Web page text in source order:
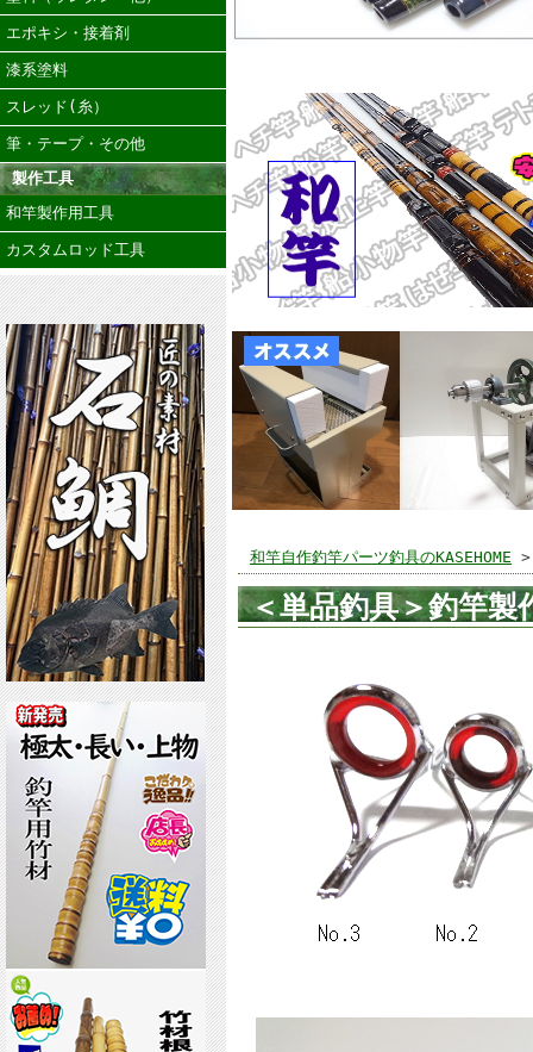
エポキシ・接着剤
漆系塗料
スレッド(糸）
筆・テープ・その他
製作工具
和竿製作用工具
カスタムロッド工具
和竿自作釣竿パーツ釣具のKASEHOME
＜単品釣具＞釣竿